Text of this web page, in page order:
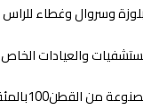
بلوزة وسروال وغطاء للراس
والعيادات الخاص
من القطن100بالمئة